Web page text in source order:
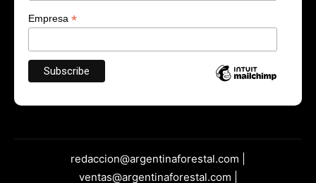
Empresa *
redaccion@argentinaforestal.com |
ventas@argentinaforestal.com |